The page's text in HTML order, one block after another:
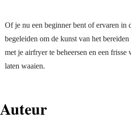
Of je nu een beginner bent of ervaren in
begeleiden om de kunst van het
met je airfryer te beheersen en een
laten waaien.
Auteur